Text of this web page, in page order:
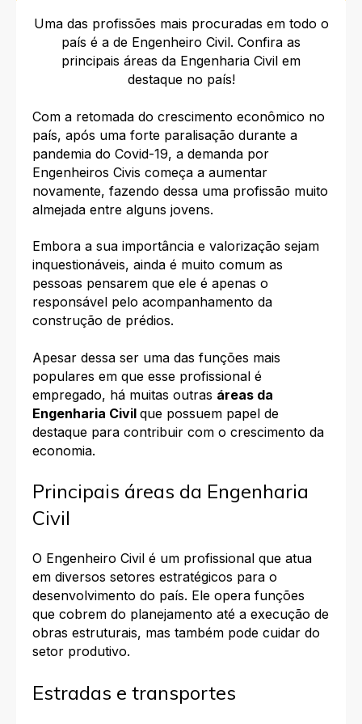
Uma das profissões mais procuradas em todo o
país é a de Engenheiro Civil. Confira as
principais áreas da Engenharia Civil em
destaque no país!
Com a retomada do crescimento econômico no
país, após uma forte paralisação durante a
pandemia do Covid-19, a demanda por
Engenheiros Civis começa a aumentar
novamente, fazendo dessa uma profissão muito
almejada entre alguns jovens.
Embora a sua importância e valorização sejam
inquestionáveis, ainda é muito comum as
pessoas pensarem que ele é apenas o
responsável pelo acompanhamento da
construção de prédios.
Apesar dessa ser uma das funções mais
populares em que esse profissional é
empregado, há muitas outras áreas da
Engenharia Civil que possuem papel de
destaque para contribuir com o crescimento da
economia.
Principais áreas da Engenharia
Civil
O Engenheiro Civil é um profissional que atua
em diversos setores estratégicos para o
desenvolvimento do país. Ele opera funções
que cobrem do planejamento até a execução de
obras estruturais, mas também pode cuidar do
setor produtivo.
Estradas e transportes